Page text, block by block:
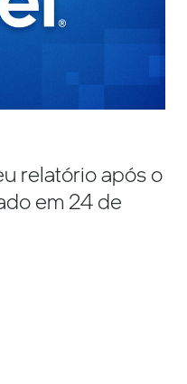
relatório após o
em 24 de